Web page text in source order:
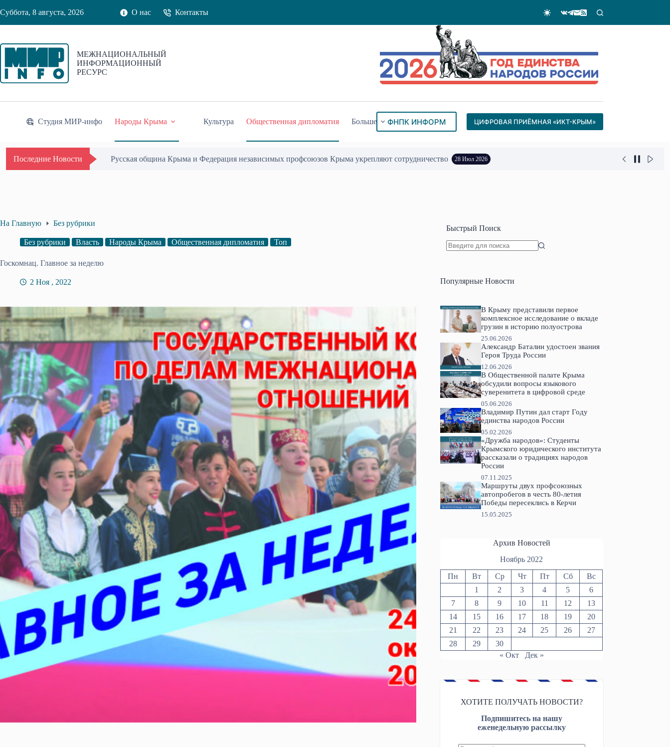
к
Суббота, 8 августа, 2026 О нас Контакты
МЕЖНАЦИОНАЛЬНЫЙ
ИНФОРМАЦИОННЫЙ
РЕСУРС
Студия МИР-инфо Народы Крыма Культура Общественная дипломатия Больше ФНПК ИНФОРМ ЦИФРОВАЯ ПРИЁМНАЯ «ИКТ-КРЫМ»
Последние Новости Одиссей Пипия удостоен Почётного знака «За гражданское служение» 17 Июл 2026
На Главную Без рубрики
Без рубрики Власть Народы Крыма Общественная дипломатия Топ
Госкомнац. Главное за неделю
2 Ноя , 2022
Быстрый Поиск
Популярные Новости
В Крыму представили первое
комплексное исследование о вкладе
грузин в историю полуострова
25.06.2026
Александр Баталин удостоен звания
Героя Труда России
12.06.2026
В Общественной палате Крыма
обсудили вопросы языкового
суверенитета в цифровой среде
05.06.2026
Владимир Путин дал старт Году
единства народов России
05.02.2026
«Дружба народов»: Студенты
Крымского юридического института
рассказали о традициях народов
России
07.11.2025
Маршруты двух профсоюзных
автопробегов в честь 80-летия
Победы пересеклись в Керчи
15.05.2025
Архив Новостей
Ноябрь 2022
Пн Вт Ср Чт Пт Сб
Вс
1
2 3 4 5
6
7
8 9 10 11 12
13
14
15 16 17 18 19
20
21
22 23 24 25 26
27
28
29
30
« Окт
Дек »
ХОТИТЕ ПОЛУЧАТЬ НОВОСТИ?
Подпишитесь на нашу
еженедельную рассылку